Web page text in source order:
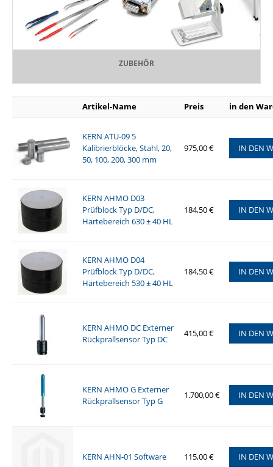
ZUBEHÖR
Artikel-Name Preis in den
KERN ATU-09 5
Kalibrierblöcke, Stahl, 20,
50, 100, 200, 300 mm
975,00 € IN DEN
KERN AHMO D03
Prüfblock Typ D/DC,
Härtebereich 630 ± 40 HL
184,50 € IN DEN
KERN AHMO D04
Prüfblock Typ D/DC,
Härtebereich 530 ± 40 HL
184,50 € IN DEN
KERN AHMO DC Externer
Rückprallsensor Typ DC
415,00 € IN DEN
KERN AHMO G Externer
Rückprallsensor Typ G
1.700,00 € IN DEN
KERN AHN-01 Software 115,00 € IN DEN